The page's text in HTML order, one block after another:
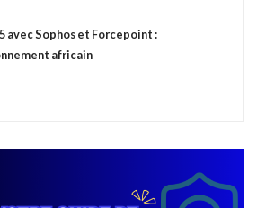
avec Sophos et Forcepoint :
africain